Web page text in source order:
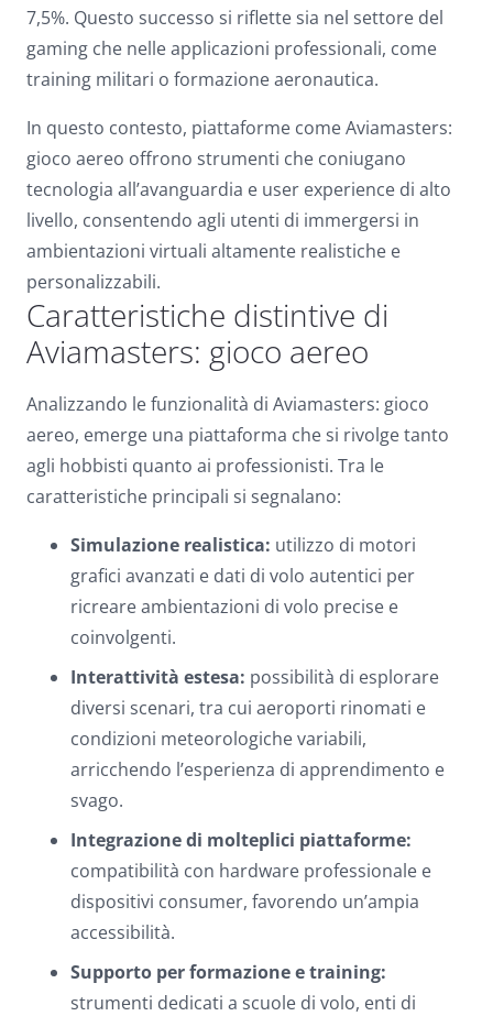
7,5%. Questo successo si riflette sia nel settore del
gaming che nelle applicazioni professionali, come
training militari o formazione aeronautica.
In questo contesto, piattaforme come Aviamasters:
gioco aereo offrono strumenti che coniugano
tecnologia all’avanguardia e user experience di alto
livello, consentendo agli utenti di immergersi in
ambientazioni virtuali altamente realistiche e
personalizzabili.
Caratteristiche distintive di
Aviamasters: gioco aereo
Analizzando le funzionalità di Aviamasters: gioco
aereo, emerge una piattaforma che si rivolge tanto
agli hobbisti quanto ai professionisti. Tra le
caratteristiche principali si segnalano:
Simulazione realistica: utilizzo di motori
grafici avanzati e dati di volo autentici per
ricreare ambientazioni di volo precise e
coinvolgenti.
Interattività estesa: possibilità di esplorare
diversi scenari, tra cui aeroporti rinomati e
condizioni meteorologiche variabili,
arricchendo l’esperienza di apprendimento e
svago.
Integrazione di molteplici piattaforme:
compatibilità con hardware professionale e
dispositivi consumer, favorendo un’ampia
accessibilità.
Supporto per formazione e training:
strumenti dedicati a scuole di volo, enti di